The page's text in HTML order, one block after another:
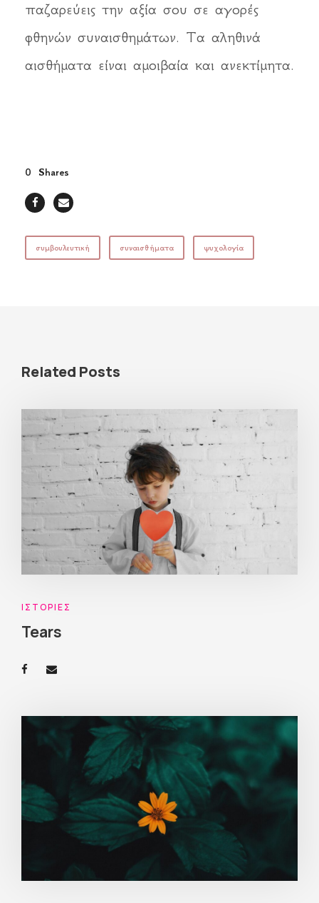
παζαρεύεις την αξία σου σε αγορές
φθηνών συναισθημάτων. Τα αληθινά
αισθήματα είναι αμοιβαία και ανεκτίμητα.
0 Shares
συμβουλευτική συναισθήματα ψυχολογία
Related Posts
ΙΣΤΟΡΊΕΣ
Tears